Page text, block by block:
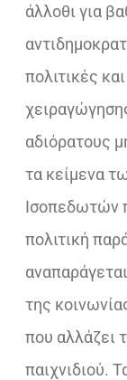
άλλοθι για
πολιτικές
αδιόρατους
τα κείμενα
Ισοπεδωτών
πολιτική
της
που αλλάζει
παιχνιδιού.